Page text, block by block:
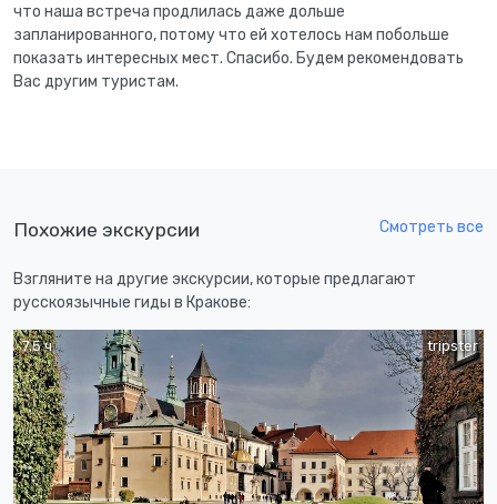
что наша встреча продлилась даже дольше
запланированного, потому что ей хотелось нам побольше
показать интересных мест. Спасибо. Будем рекомендовать
Вас другим туристам.
Похожие экскурсии Смотреть все
Взгляните на другие экскурсии, которые предлагают
русскоязычные гиды в Кракове:
tripster
7,5 ч